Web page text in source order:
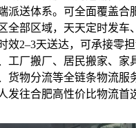
派送体系。可全面覆盖合
全部区域，天天定时发车
效2–3天送达，可承接零
工厂搬厂、居民搬家、家
货物分流等全链条物流服
发往合肥高性价比物流首